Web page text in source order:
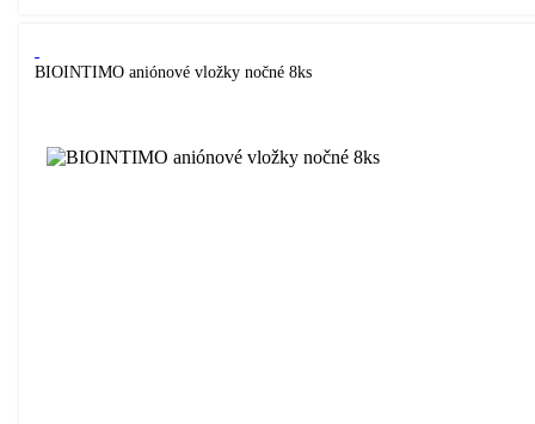
BIOINTIMO aniónové vložky nočné 8ks